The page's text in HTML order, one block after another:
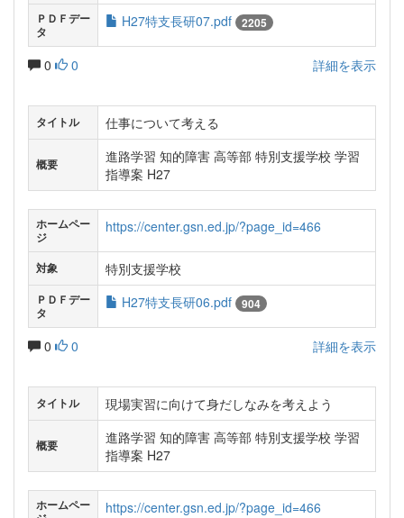
ＰＤＦデー
タ
H27特支長研07.pdf 2205
0 0 詳細を表示
タイトル 仕事について考える
概要
進路学習 知的障害 高等部 特別支援学校 学習
指導案 H27
ホームペー
ジ
https://center.gsn.ed.jp/?page_id=466
対象 特別支援学校
ＰＤＦデー
タ
H27特支長研06.pdf 904
0 0 詳細を表示
タイトル 現場実習に向けて身だしなみを考えよう
概要
進路学習 知的障害 高等部 特別支援学校 学習
指導案 H27
ホームペー
https://center.gsn.ed.jp/?page_id=466